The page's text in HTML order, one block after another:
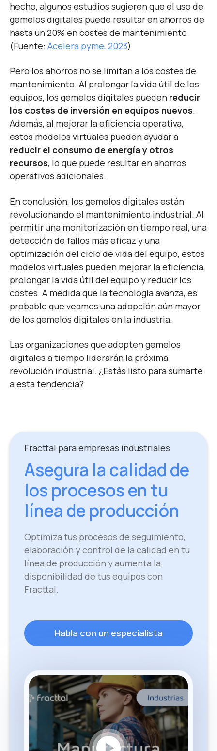
hecho, algunos estudios sugieren que el uso de
gemelos digitales puede resultar en ahorros de
hasta un 20% en costes de mantenimiento
(Fuente: Acelera pyme, 2023)
Pero los ahorros no se limitan a los costes de
mantenimiento. Al prolongar la vida útil de los
equipos, los gemelos digitales pueden reducir
los costes de inversión en equipos nuevos.
Además, al mejorar la eficiencia operativa,
estos modelos virtuales pueden ayudar a
reducir el consumo de energía y otros
recursos, lo que puede resultar en ahorros
operativos adicionales.
En conclusión, los gemelos digitales están
revolucionando el mantenimiento industrial. Al
permitir una monitorización en tiempo real, una
detección de fallos más eficaz y una
optimización del ciclo de vida del equipo, estos
modelos virtuales pueden mejorar la eficiencia,
prolongar la vida útil del equipo y reducir los
costes. A medida que la tecnología avanza, es
probable que veamos una adopción aún mayor
de los gemelos digitales en la industria.
Las organizaciones que adopten gemelos
digitales a tiempo liderarán la próxima
revolución industrial. ¿Estás listo para sumarte
a esta tendencia?
Fracttal para empresas industriales
Asegura la calidad de
los procesos en tu
línea de producción
Optimiza tus procesos de seguimiento,
elaboración y control de la calidad en tu
línea de producción y aumenta la
disponibilidad de tus equipos con
Fracttal.
Habla con un especialista